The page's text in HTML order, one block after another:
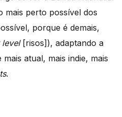
mais perto possível dos
porque é demais,
level[risos]), adaptando a
atual, mais indie, mais
.